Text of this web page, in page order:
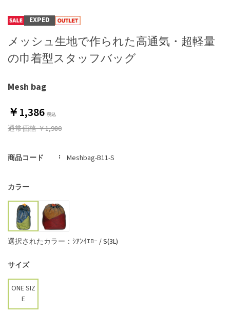
Mesh bag
EXPED
メッシュ生地で作られた高通気・超軽量
の巾着型スタッフバッグ
￥1,386
通常価格￥1,980
商品コード Meshbag-B11-S
カラー
選択されたカラー：ｼｱﾝｲｴﾛｰ / S(3L)
サイズ
ONE SIZ
E